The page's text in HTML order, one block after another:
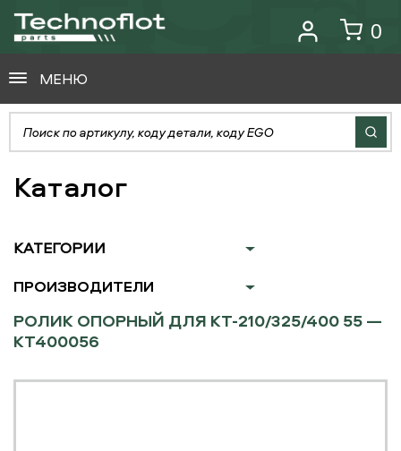
0
МЕНЮ
Каталог
КАТЕГОРИИ
ПРОИЗВОДИТЕЛИ
РОЛИК ОПОРНЫЙ ДЛЯ КТ-210/325/400 55 —
KT400056